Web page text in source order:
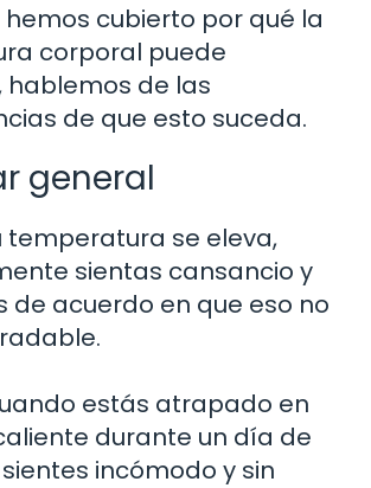
cubierto por qué la
corporal puede
de las
de que esto suceda.
general
temperatura se eleva,
sientas cansancio y
de acuerdo en que eso no
estás atrapado en
durante un día de
incómodo y sin